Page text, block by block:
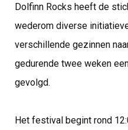
Dolfinn Rocks heeft de
wederom diverse
verschillende gezinnen
gedurende twee weken
gevolgd.
Het festival begint rond